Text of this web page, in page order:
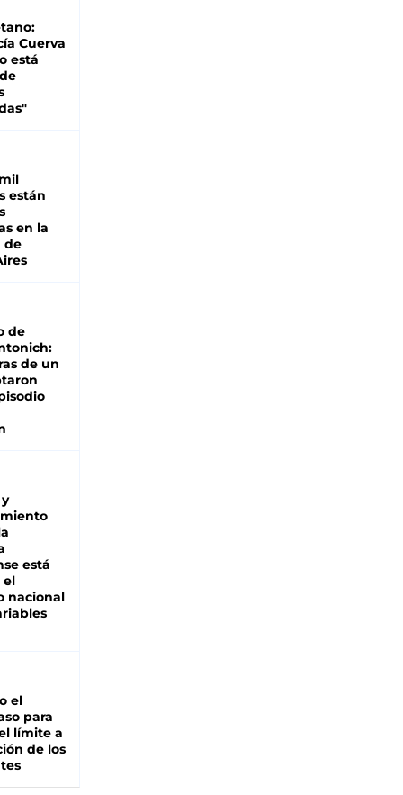
Cuerva
está
están
en la
de
de
de un
está
el
nacional
el
para
límite a
de los